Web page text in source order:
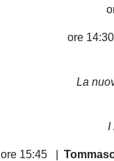
ore
La
I
ore 15:45 |